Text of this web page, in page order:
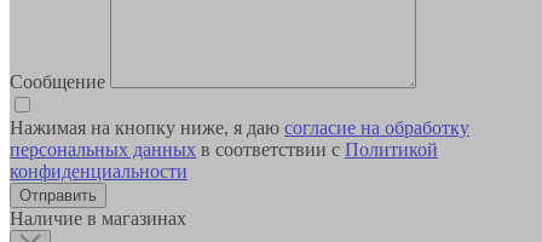
Сообщение
Нажимая на кнопку ниже, я даю согласие на обработку
персональных данных в соответствии с Политикой
конфиденциальности
Наличие в магазинах